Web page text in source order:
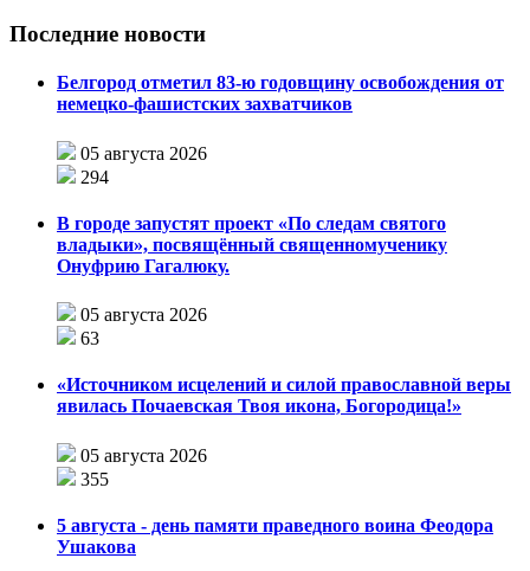
Последние новости
Белгород отметил 83-ю годовщину освобождения от
немецко-фашистских захватчиков
05 августа 2026
294
В городе запустят проект «По следам святого
владыки», посвящённый священномученику
Онуфрию Гагалюку.
05 августа 2026
63
«Источником исцелений и силой православной веры
явилась Почаевская Твоя икона, Богородица!»
05 августа 2026
355
5 августа - день памяти праведного воина Феодора
Ушакова